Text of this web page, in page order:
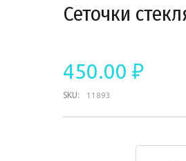
Сеточки
450.00 ₽
SKU: 11893